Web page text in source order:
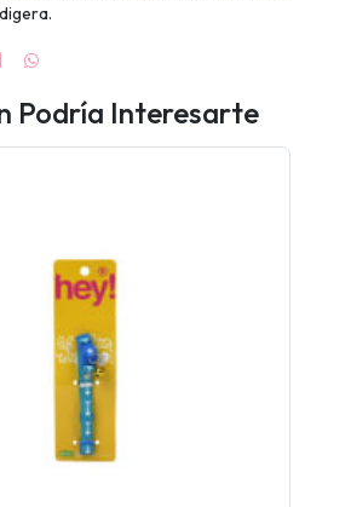
Podría Interesarte